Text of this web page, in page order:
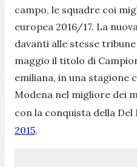
campo, le squadre coi
europea 2016/17. La
davanti alle stesse
maggio il titolo di
emiliana, in una stagione
Modena nel migliore dei
con la conquista della Del
2015.